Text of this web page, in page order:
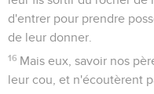
d'entrer pour prendre
de leur donner.
16 Mais eux, savoir nos
leur cou, et n'écoutèrent